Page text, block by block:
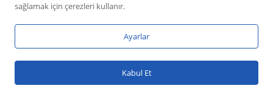
|WordPress
ile güçlendirilmiştir
sağlamak için çerezleri kullanır.
Ayarlar
Kabul Et